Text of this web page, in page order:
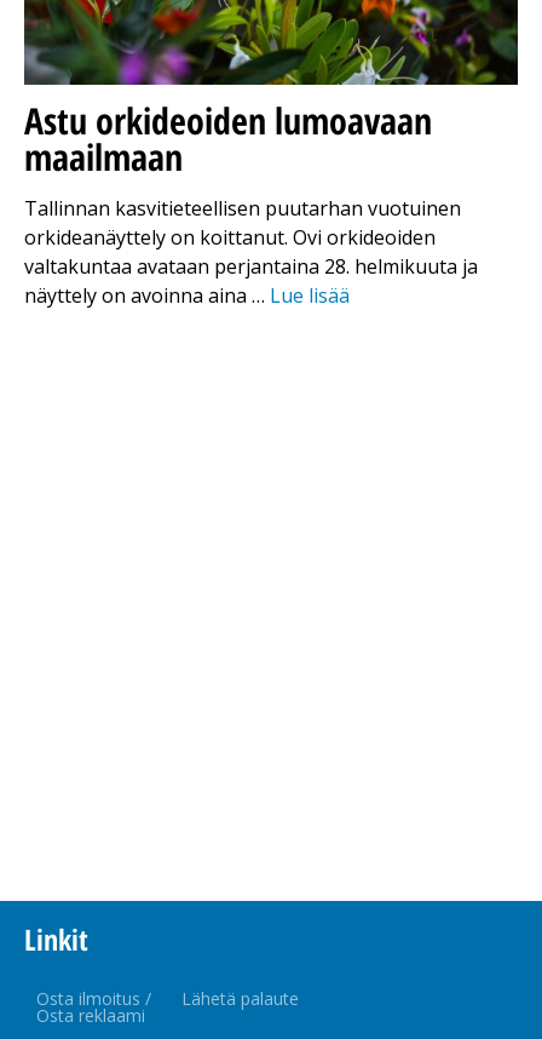
Astu orkideoiden lumoavaan
maailmaan
Tallinnan kasvitieteellisen puutarhan vuotuinen
orkideanäyttely on koittanut. Ovi orkideoiden
valtakuntaa avataan perjantaina 28. helmikuuta ja
näyttely on avoinna aina … Lue lisää
Linkit
Osta ilmoitus /
Osta reklaami
Lähetä palaute